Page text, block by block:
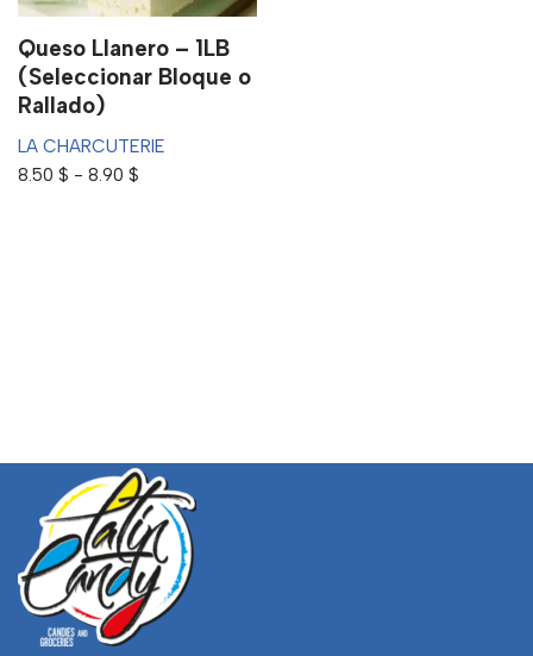
Queso Llanero – 1LB
(Seleccionar Bloque o
Rallado)
LA CHARCUTERIE
8.50 $ - 8.90 $